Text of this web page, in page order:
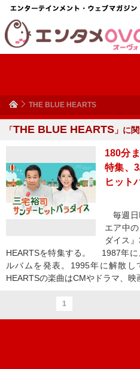
THE BLUE HEARTS
「THE BLUE HEARTS 」に
180分
特集、
ヒット
毎週日
エア中
ダイス
HEARTSを特集する。 1987年に
ルバムを発表。1995年に解散
HEARTSの楽曲はCMやドラマ、映
1